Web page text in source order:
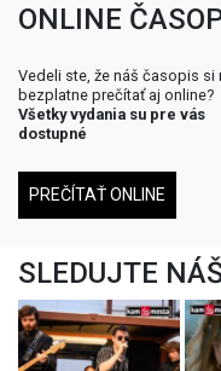
ONLINE
Vedeli ste, že náš časopis si
bezplatne prečítať aj online?
Všetky vydania su pre vás
dostupné
PREČÍTAŤ ONLINE
SLEDUJTE